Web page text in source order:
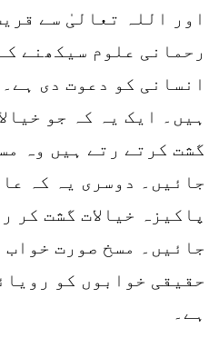
اور اللہ تعالیٰ سے
رحمانی علوم سیکھنے
انسانی کو دعوت دی
ہیں۔ ایک یہ کہ جو
گشت کرتے رتے ہیں وہ
جائیں۔ دوسری یہ کہ
پاکیزہ خیالات گشت کر
جائیں۔ مسخ صورت خواب
حقیقی خوابوں کو
ہے۔